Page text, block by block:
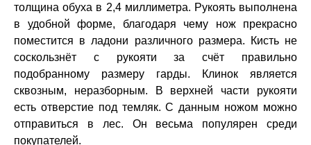
толщина обуха в 2,4 миллиметра. Рукоять выполнена
в удобной форме, благодаря чему нож прекрасно
поместится в ладони различного размера. Кисть не
соскользнёт с рукояти за счёт правильно
подобранному размеру гарды. Клинок является
сквозным, неразборным. В верхней части рукояти
есть отверстие под темляк. С данным ножом можно
отправиться в лес. Он весьма популярен среди
покупателей.